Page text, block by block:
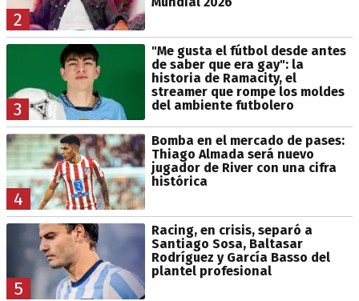
2
3
"Me gusta el fútbol desde antes
de saber que era gay": la
historia de Ramacity, el
streamer que rompe los moldes
del ambiente futbolero
4
Bomba en el mercado de pases:
Thiago Almada será nuevo
jugador de River con una cifra
histórica
5
Racing, en crisis, separó a
Santiago Sosa, Baltasar
Rodríguez y García Basso del
plantel profesional